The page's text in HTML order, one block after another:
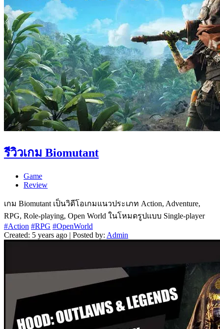
รีวิวเกม Biomutant
Game
Review
เกม Biomutant เป็นวิดีโอเกมแนวประเภท Action, Adventure,
RPG, Role-playing, Open World ในโหมดรูปแบบ Single-player
#Action #RPG #OpenWorld
Created: 5 years ago | Posted by: Admin